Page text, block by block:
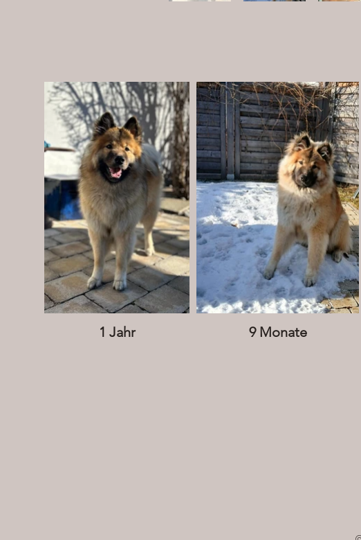
1 Jahr 9 Monate